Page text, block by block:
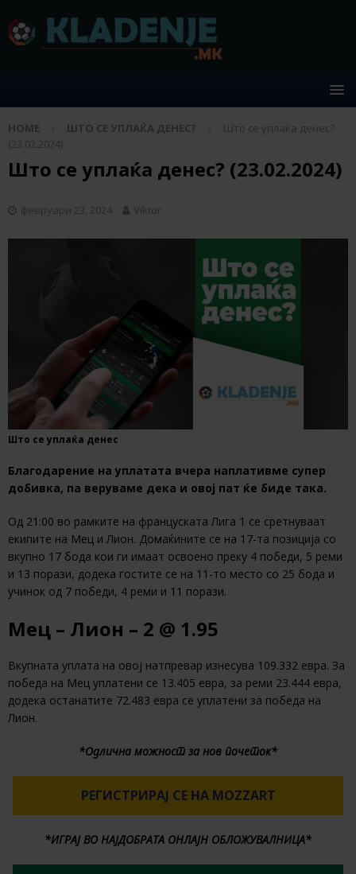
HOME ШТО СЕ УПЛАЌА ДЕНЕС?
Што се уплаќа денес?
(23.02.2024)
Што се уплаќа денес? (23.02.2024)
февруари 23, 2024 Viktor
Што се уплаќа денес
Благодарение на уплатата вчера наплативме супер
добивка, па веруваме дека и овој пат ќе биде така.
Од 21:00 во рамките на француската Лига 1 се сретнуваат
екипите на Мец и Лион. Домаќините се на 17-та позиција со
вкупно 17 бода кои ги имаат освоено преку 4 победи, 5 реми
и 13 порази, додека гостите се на 11-то место со 25 бода и
учинок од 7 победи, 4 реми и 11 порази.
Мец – Лион – 2 @ 1.95
Вкупната уплата на овој натпревар изнесува 109.332 евра. За
победа на Мец уплатени се 13.405 евра, за реми 23.444 евра,
додека останатите 72.483 евра се уплатени за победа на
Лион.
*Одлична можност за нов почеток*
РЕГИСТРИРАЈ СЕ НА MOZZART
*ИГРАЈ ВО НАЈДОБРАТА ОНЛАЈН ОБЛОЖУВАЛНИЦА*